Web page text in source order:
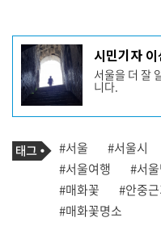
기
사
작
성
자
프
필
시민기자 이
서울을 더 잘
니다.
기
사
관
련
태
그
태
그
#서울 #서울시
#서울여행
#서
#매화꽃
#안중
#매화꽃명소